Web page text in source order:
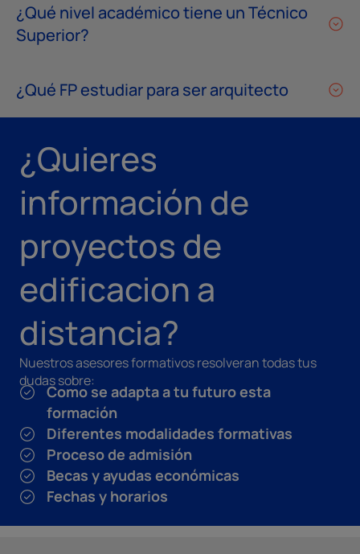
¿Qué nivel académico tiene un Técnico
Superior?
¿Qué FP estudiar para ser arquitecto
¿Quieres
información de
proyectos de
edificacion a
distancia?
Nuestros asesores formativos resolveran todas tus
dudas sobre:
Como se adapta a tu futuro esta
formación
Diferentes modalidades formativas
Proceso de admisión
Becas y ayudas económicas
Fechas y horarios